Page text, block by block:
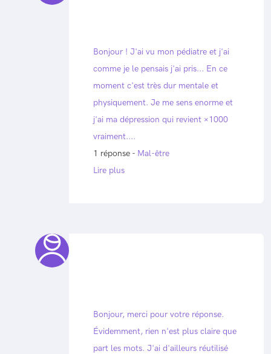
Bonjour ! J'ai vu mon pédiatre et j'ai
comme je le pensais j'ai pris... En ce
moment c'est très dur mentale et
physiquement. Je me sens enorme et
j'ai ma dépression qui revient ×1000
vraiment....
1 réponse - Mal-être
Lire plus
Bonjour, merci pour votre réponse.
Évidemment, rien n'est plus claire que
part les mots. J'ai d'ailleurs réutilisé